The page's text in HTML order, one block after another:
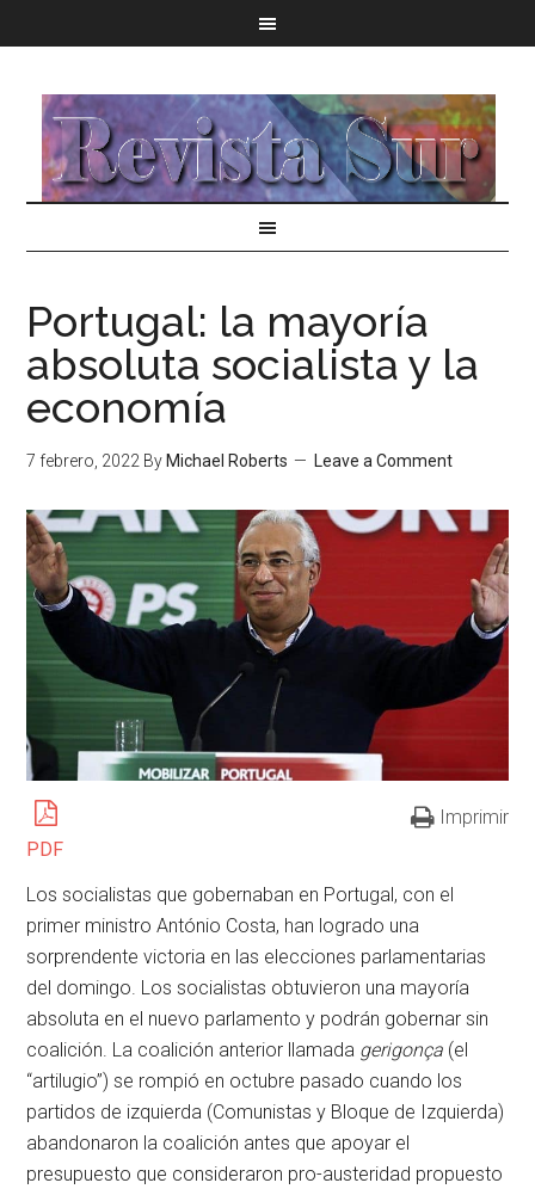
Portugal: la mayoría
absoluta socialista y la
economía
7 febrero, 2022 By Michael Roberts Leave a Comment
PDF
Imprimir
Los socialistas que gobernaban en Portugal, con el
primer ministro António Costa, han logrado una
sorprendente victoria en las elecciones parlamentarias
del domingo. Los socialistas obtuvieron una mayoría
absoluta en el nuevo parlamento y podrán gobernar sin
coalición. La coalición anterior llamada gerigonça (el
“artilugio”) se rompió en octubre pasado cuando los
partidos de izquierda (Comunistas y Bloque de Izquierda)
abandonaron la coalición antes que apoyar el
presupuesto que consideraron pro-austeridad propuesto